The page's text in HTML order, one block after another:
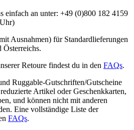
einfach an unter: +49 (0)800 182 4159
Ausnahmen) für Standardlieferungen
Österreichs.
Retoure findest du in den FAQs.
Ruggable-Gutschriften/Gutscheine
Artikel oder Geschenkkarten,
und können nicht mit anderen
Eine vollständige Liste der
FAQs.